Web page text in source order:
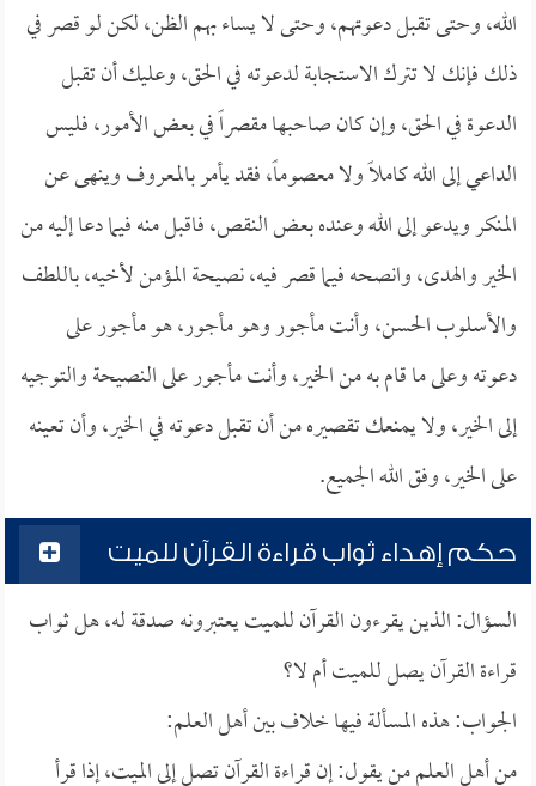
الله، وحتى تقبل دعوتهم، وحتى لا يساء بهم الظن، لكن لو قصر في
ذلك فإنك لا تترك الاستجابة لدعوته في الحق، وعليك أن تقبل
الدعوة في الحق، وإن كان صاحبها مقصراً في بعض الأمور، فليس
الداعي إلى الله كاملاً ولا معصوماً، فقد يأمر بالمعروف وينهى عن
المنكر ويدعو إلى الله وعنده بعض النقص، فاقبل منه فيما دعا إليه من
الخير والهدى، وانصحه فيما قصر فيه، نصيحة المؤمن لأخيه، باللطف
والأسلوب الحسن، وأنت مأجور وهو مأجور، هو مأجور على
دعوته وعلى ما قام به من الخير، وأنت مأجور على النصيحة والتوجيه
إلى الخير، ولا يمنعك تقصيره من أن تقبل دعوته في الخير، وأن تعينه
على الخير، وفق الله الجميع.
حكم إهداء ثواب قراءة القرآن للميت
السؤال: الذين يقرءون القرآن للميت يعتبرونه صدقة له، هل ثواب
قراءة القرآن يصل للميت أم لا؟
الجواب: هذه المسألة فيها خلاف بين أهل العلم:
من أهل العلم من يقول: إن قراءة القرآن تصل إلى الميت، إذا قرأ